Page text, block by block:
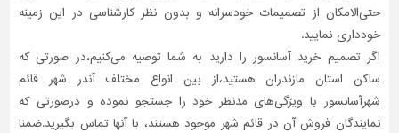
حتی‌الامکان از تصمیمات خودسرانه و بدون نظر کارشناسی در این زمینه
خودداری نمایید.
اگر تصمیم خرید آسانسور را دارید به شما توصیه می‌کنیم،در صورتی که
ساکن استان مازندران هستید،از بین انواع مختلف آندر شهر قائم
شهرآسانسور با ویژگی‌های مدنظر خود را جستجو نموده و درصورتی‌ که
نمایندگان فروش آن در قائم شهر موجود هستند، با آنها تماس بگیرید.ضمنا